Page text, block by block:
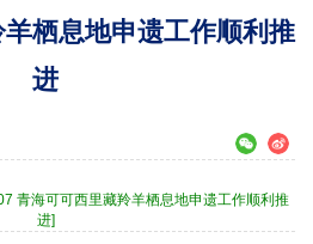
栖息地申遗工作顺利推
进
青海可可西里藏羚羊栖息地申遗工作顺利推
进]